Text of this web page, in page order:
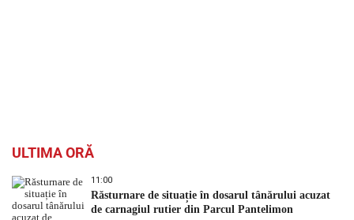
ULTIMA ORĂ
11:00
Răsturnare de situație în dosarul tânărului acuzat
de carnagiul rutier din Parcul Pantelimon